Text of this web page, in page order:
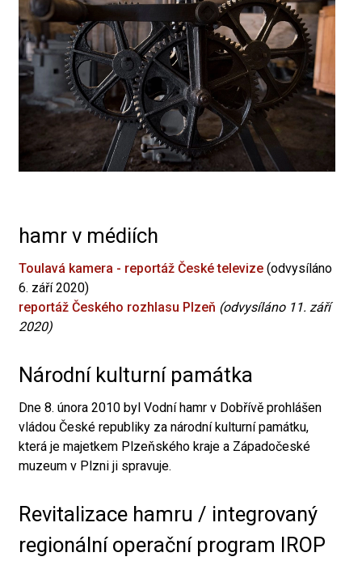
hamr v médiích
Toulavá kamera - reportáž České televize (odvysíláno
6. září 2020)
reportáž Českého rozhlasu Plzeň (odvysíláno 11. září
2020)
Národní kulturní památka
Dne 8. února 2010 byl Vodní hamr v Dobřívě prohlášen
vládou České republiky za národní kulturní památku,
která je majetkem Plzeňského kraje a Západočeské
muzeum v Plzni ji spravuje.
Revitalizace hamru / integrovaný
regionální operační program IROP